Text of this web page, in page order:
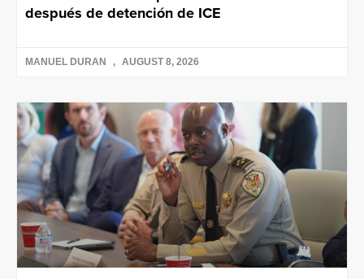
después de detención de ICE
MANUEL DURAN AUGUST 8, 2026